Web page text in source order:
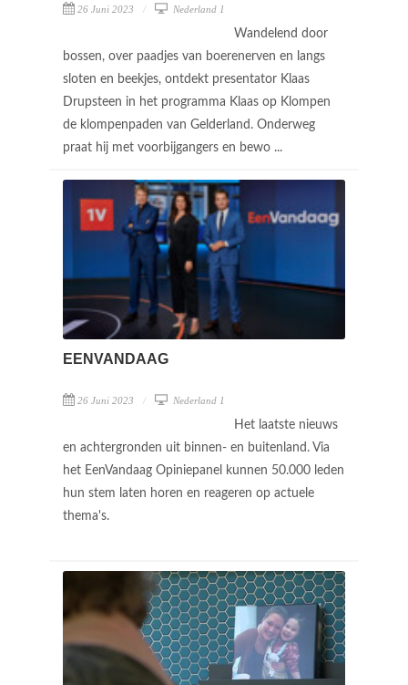
26 Juni 2023 Nederland 1
Wandelend door
bossen, over paadjes van boerenerven en langs
sloten en beekjes, ontdekt presentator Klaas
Drupsteen in het programma Klaas op Klompen
de klompenpaden van Gelderland. Onderweg
praat hij met voorbijgangers en bewo ...
EENVANDAAG
26 Juni 2023 Nederland 1
Het laatste nieuws
en achtergronden uit binnen- en buitenland. Via
het EenVandaag Opiniepanel kunnen 50.000 leden
hun stem laten horen en reageren op actuele
thema's.